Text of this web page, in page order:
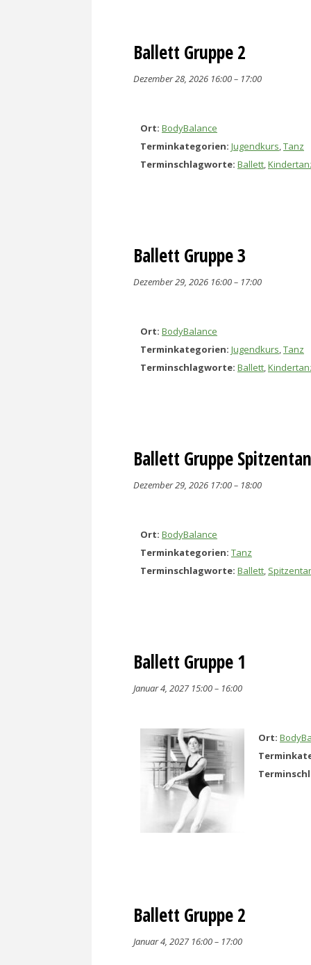
Ballett Gruppe 2
Dezember 28, 2026 16:00– 17:00
Ort: BodyBalance
Terminkategorien: Jugendkurs,Tanz
Terminschlagworte: Ballett,
Ballett Gruppe 3
Dezember 29, 2026 16:00– 17:00
Ort: BodyBalance
Terminkategorien: Jugendkurs,Tanz
Terminschlagworte: Ballett,
Ballett Gruppe
Dezember 29, 2026 17:00– 18:00
Ort: BodyBalance
Terminkategorien: Tanz
Terminschlagworte: Ballett,
Ballett Gruppe 1
Januar 4, 2027 15:00– 16:00
Ort:
Ballett Gruppe 2
Januar 4, 2027 16:00– 17:00